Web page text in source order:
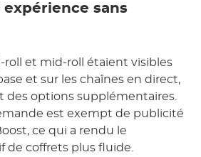
sans
roll et mid-roll étaient visibles
et sur les chaînes en direct,
options supplémentaires.
est exempt de publicité
ce qui a rendu le
de coffrets plus fluide.